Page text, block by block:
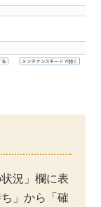
況」欄に表
」から「確